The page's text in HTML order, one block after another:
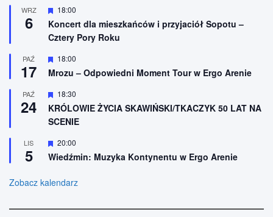
o
n
e
ż
n
o
e
WRZ
6
W
r
ó
n
o
e
18:00
Koncert dla mieszkańców i przyjaciół Sopotu –
Cztery Pory Roku
PAŹ
17
W
r
ż
n
i
o
e
18:00
Mrozu – Odpowiedni Moment Tour w Ergo Arenie
PAŹ
24
W
y
r
ó
n
i
o
e
18:30
KRÓLOWIE ŻYCIA SKAWIŃSKI/TKACZYK 50 LAT NA
SCENIE
LIS
5
W
y
r
ż
o
20:00
Wiedźmin: Muzyka Kontynentu w Ergo Arenie
Zobacz kalendarz